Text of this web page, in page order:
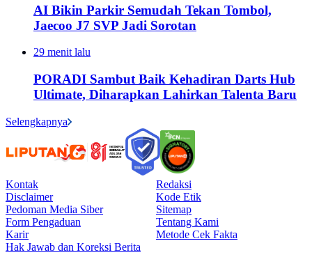
AI Bikin Parkir Semudah Tekan Tombol,
Jaecoo J7 SVP Jadi Sorotan
29 menit lalu
PORADI Sambut Baik Kehadiran Darts Hub
Ultimate, Diharapkan Lahirkan Talenta Baru
Selengkapnya
Kontak
Redaksi
Disclaimer
Kode Etik
Pedoman Media Siber
Sitemap
Form Pengaduan
Tentang Kami
Karir
Metode Cek Fakta
Hak Jawab dan Koreksi Berita